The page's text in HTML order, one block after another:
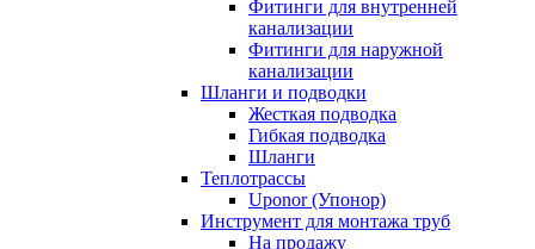
Фитинги для внутренней
канализации
Фитинги для наружной
канализации
Шланги и подводки
Жесткая подводка
Гибкая подводка
Шланги
Теплотрассы
Uponor (Упонор)
Инструмент для монтажа труб
На продажу